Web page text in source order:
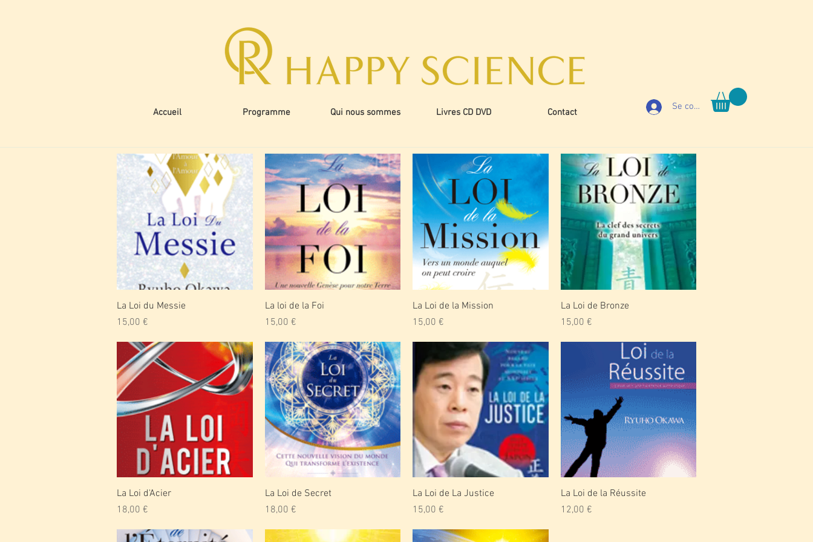
Accueil Programme Qui nous sommes Livres CD DVD Contact
Se connecter
Aperçu rapide
La Loi du Messie
Prix
15,00 €
Aperçu rapide
La loi de la Foi
Prix
15,00 €
Aperçu rapide
La Loi de la Mission
Prix
15,00 €
Aperçu rapide
La Loi de Bronze
Prix
15,00 €
Aperçu rapide
La Loi d'Acier
Prix
18,00 €
Aperçu rapide
La Loi de Secret
Prix
18,00 €
Aperçu rapide
La Loi de La Justice
Prix
15,00 €
Aperçu rapide
La Loi de la Réussite
Prix
12,00 €